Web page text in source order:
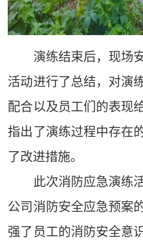
演练结束后， 现场
活动进行了总结，对演
配合以及员工们的表现
指出了演练过程中存在
了改进措施。
此次消防应急演练
公司消防安全应急预案
强了员工的消防安全意